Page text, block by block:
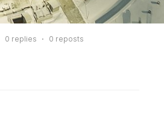
0 replies 0 reposts